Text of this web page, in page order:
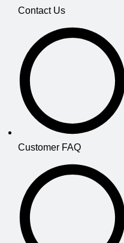
Contact Us
Customer FAQ